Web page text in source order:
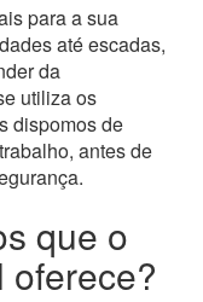
para a sua
até escadas,
da
utiliza os
dispomos de
antes de
que o
oferece?